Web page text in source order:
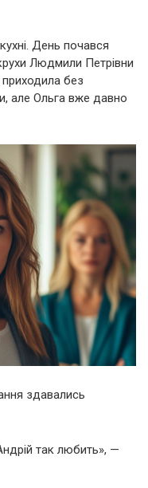
День почався
Людмили Петрівни
без
але Ольга вже давно
здавались
так любить», —